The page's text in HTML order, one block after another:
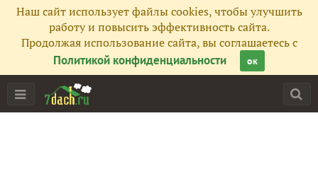
Наш сайт использует файлы cookies, чтобы улучшить
работу и повысить эффективность сайта.
Продолжая использование сайта, вы соглашаетесь с
Политикой конфиденциальности
ок